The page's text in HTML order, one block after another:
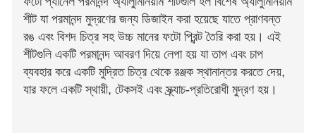
শীট যা পরমানন্দ মুদ্রণের জন্য ডিজাইন করা হয়েছে যাতে প্রাণবন্ত
রঙ এবং বিশদ চিত্র সহ উচ্চ মানের ফটো প্রিন্ট তৈরি করা হয়। এই
শীটগুলি একটি পরমানন্দ আবরণ দিয়ে লেপা হয় যা তাপ এবং চাপ
ব্যবহার করে একটি মুদ্রিত চিত্র থেকে রঞ্জক স্থানান্তর করতে দেয়,
যার ফলে একটি স্থায়ী, টেকসই এবং স্ক্র্যাচ-প্রতিরোধী মুদ্রণ হয়।